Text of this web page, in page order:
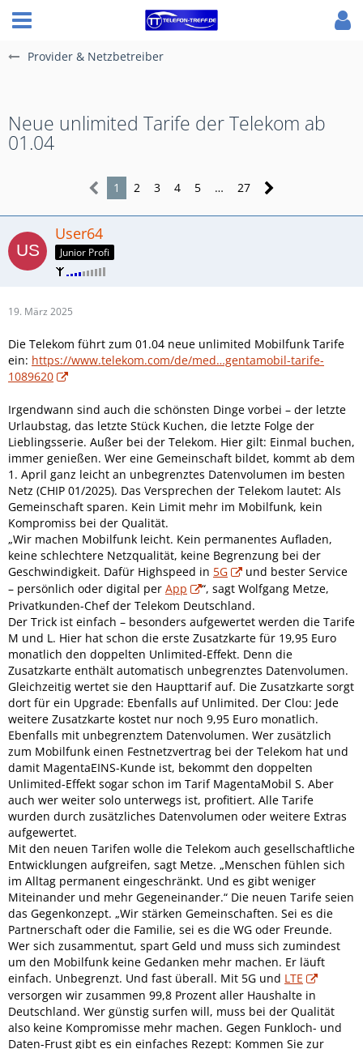
Provider & Netzbetreiber
Neue unlimited Tarife der Telekom ab
01.04
1 2 3 4 5 … 27
User64
Junior Profi
19. März 2025
Die Telekom führt zum 01.04 neue unlimited Mobilfunk Tarife
ein: https://www.telekom.com/de/med…gentamobil-tarife-
1089620
Irgendwann sind auch die schönsten Dinge vorbei – der letzte
Urlaubstag, das letzte Stück Kuchen, die letzte Folge der
Lieblingsserie. Außer bei der Telekom. Hier gilt: Einmal buchen,
immer genießen. Wer eine Gemeinschaft bildet, kommt ab dem
1. April ganz leicht an unbegrenztes Datenvolumen im besten
Netz (CHIP 01/2025). Das Versprechen der Telekom lautet: Als
Gemeinschaft sparen. Kein Limit mehr im Mobilfunk, kein
Kompromiss bei der Qualität.
„Wir machen Mobilfunk leicht. Kein permanentes Aufladen,
keine schlechtere Netzqualität, keine Begrenzung bei der
Geschwindigkeit. Dafür Highspeed in 5G
und bester Service
– persönlich oder digital per App
“, sagt Wolfgang Metze,
Privatkunden-Chef der Telekom Deutschland.
Der Trick ist einfach – besonders aufgewertet werden die Tarife
M und L. Hier hat schon die erste Zusatzkarte für 19,95 Euro
monatlich den doppelten Unlimited-Effekt. Denn die
Zusatzkarte enthält automatisch unbegrenztes Datenvolumen.
Gleichzeitig wertet sie den Haupttarif auf. Die Zusatzkarte sorgt
dort für ein Upgrade: Ebenfalls auf Unlimited. Der Clou: Jede
weitere Zusatzkarte kostet nur noch 9,95 Euro monatlich.
Ebenfalls mit unbegrenztem Datenvolumen. Wer zusätzlich
zum Mobilfunk einen Festnetzvertrag bei der Telekom hat und
damit MagentaEINS-Kunde ist, bekommt den doppelten
Unlimited-Effekt sogar schon im Tarif MagentaMobil S. Aber
auch wer weiter solo unterwegs ist, profitiert. Alle Tarife
wurden durch zusätzliches Datenvolumen oder weitere Extras
aufgewertet.
Mit den neuen Tarifen wolle die Telekom auch gesellschaftliche
Entwicklungen aufgreifen, sagt Metze. „Menschen fühlen sich
im Alltag permanent eingeschränkt. Und es gibt weniger
Miteinander und mehr Gegeneinander.“ Die neuen Tarife seien
das Gegenkonzept. „Wir stärken Gemeinschaften. Sei es die
Partnerschaft oder die Familie, sei es die WG oder Freunde.
Wer sich zusammentut, spart Geld und muss sich zumindest
um den Mobilfunk keine Gedanken mehr machen. Er läuft
einfach. Unbegrenzt. Und fast überall. Mit 5G und LTE
versorgen wir zusammen 99,8 Prozent aller Haushalte in
Deutschland. Wer günstig surfen will, muss bei der Qualität
also keine Kompromisse mehr machen. Gegen Funkloch- und
Daten-Frust gibt es ein einfaches Rezept: Kommen Sie zur